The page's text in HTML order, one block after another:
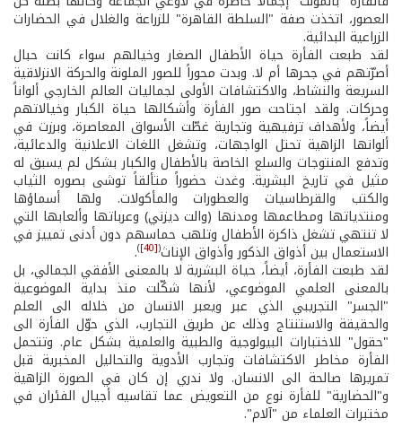
العصور، اتخذت صفة "السلطة القاهرة" للزراعة والغلال في الحضارات
الزراعية البدائية.
لقد طبعت الفأرة حياة الأطفال الصغار وخيالهم سواء كانت حبال
أصرّتهم في جحرها أم لا. وبدت محوراً للصور الملونة والحركة الانزلاقية
السريعة والنشاط، والاكتشافات الأولى لجماليات العالم الخارجي ألواناً
وحركات. ولقد اجتاحت صور الفأرة وأشكالها حياة الكبار وخيالاتهم
أيضاً، ولأهداف ترفيهية وتجارية غطّت الأسواق المعاصرة، وبرزت في
ألوانها الزاهية تحتل الواجهات، وتشغل اللغات الاعلانية والدعائية،
وتدفع المنتوجات والسلع الخاصة بالأطفال والكبار بشكل لم يسبق له
مثيل في تاريخ البشرية. وغدت حضوراً متألقاً توشى بصوره الثياب
والكتب والقرطاسيات والعطورات والمأكولات. ولها أسماؤها
ومنتدياتها ومطاعمها ومدنها (والت ديزني) وعرباتها وألعابها التي
لا تنتهي تشغل ذاكرة الأطفال وتلهب حماسهم دون أدنى تمييز في
الاستعمال بين أذواق الذكور وأذواق الإناث(
[40]
)
.
لقد طبعت الفأرة، أيضاً، حياة البشرية لا بالمعنى الأفقي الجمالي، بل
بالمعنى العلمي الموضوعي، لأنها شكّلت منذ بداية الموضوعية
"الجسر" التجريبي الذي عبر ويعبر الانسان من خلاله الى العلم
والحقيقة والاستنتاج وذلك عن طريق التجارب، الذي حوّل الفأرة الى
"حقول" للاختبارات البيولوجية والطبية والعلمية بشكل عام. وتتحمل
الفأرة مخاطر الاكتشافات وتجارب الأدوية والتحاليل المخبرية قبل
تمريرها صالحة الى الانسان. ولا ندري إن كان في الصورة الزاهية
و"الحضارية" للفأرة نوع من التعويض عما تقاسيه أجيال الفئران في
مختبرات العلماء من "آلام".